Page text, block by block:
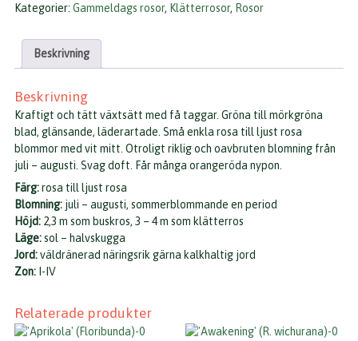
Kategorier: Gammeldags rosor, Klätterrosor, Rosor
Beskrivning
Beskrivning
Kraftigt och tätt växtsätt med få taggar. Gröna till mörkgröna
blad, glänsande, läderartade. Små enkla rosa till ljust rosa
blommor med vit mitt. Otroligt riklig och oavbruten blomning från
juli – augusti. Svag doft. Får många orangeröda nypon.
Färg:rosa till ljust rosa
Blomning: juli – augusti, sommerblommande en period
Höjd: 2,3 m som buskros, 3 – 4 m som klätterros
Läge:sol – halvskugga
Jord:väldränerad näringsrik gärna kalkhaltig jord
Zon: I-IV
Relaterade produkter